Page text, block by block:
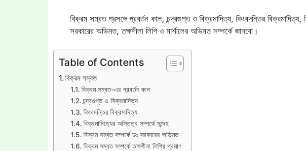
বিক্রম সম্বত প্রসঙ্গে প্রবর্তন কাল, চন্দ্রগুপ্ত ও বিক্রমাদিত্য, কিংবদন্তির বিক্রমাদিত্য,
সরকারের অভিমত, তক্ষশীলা লিপি ও মার্শালের অভিমত সম্পর্কে জানবো।
Table of Contents
বিক্রম সম্বত
বিক্রম সম্বত-এর প্রবর্তন কাল
চন্দ্রগুপ্ত ও বিক্রমাদিত্য
কিংবদন্তির বিক্রমাদিত্য
বিক্রমাদিত্যের অস্তিত্ব সম্পর্কে সন্দেহ
বিক্রম সম্বত সম্পর্কে ডঃ সরকারের অভিমত
বিক্রম সম্বত সম্পর্কে তক্ষশীলা লিপির প্রমাণ